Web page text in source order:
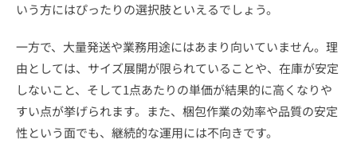
いう方にはぴったりの選択肢といえるでしょう。
一方で、大量発送や業務用途にはあまり向いていません。理
由としては、サイズ展開が限られていることや、在庫が安定
しないこと、そして1点あたりの単価が結果的に高くなりや
すい点が挙げられます。また、梱包作業の効率や品質の安定
性という面でも、継続的な運用には不向きです。